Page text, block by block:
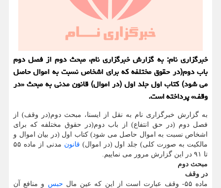
خبرگزاری نام: به گزارش خبرگزاری نام، مبحث دوم از فصل دوم
باب دوم(در حقوق مختلفه که برای اشخاص نسبت به اموال حاصل
می شود) کتاب اول جلد اول (در اموال) قانون مدنی به مبحث «در
وقف» پرداخته است.
به گزارش خبرگزاری نام به نقل از ایسنا، مبحث دوم(در وقف) از
فصل دوم (در حق انتفاع) از باب دوم(در حقوق مختلفه که برای
اشخاص نسبت به اموال حاصل می شود) کتاب اول (در بیان اموال و
مالکیت به صورت کلی) جلد اول (در اموال) قانون
مدنی از ماده ۵۵
تا ۹۱ در این گزارش مرور می نماییم.
مبحث دوم
در وقف
ماده ۵۵- وقف عبارت است از این که عین مال
حبس و منافع آن